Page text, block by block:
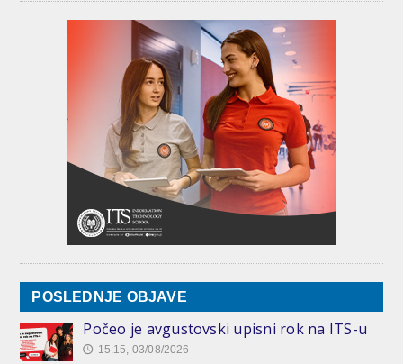
POSLEDNJE OBJAVE
Počeo je avgustovski upisni rok na ITS-u
🕔 15:15, 03/08/2026